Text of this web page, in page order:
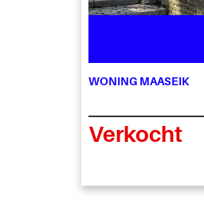
WONING MAASEIK
Verkocht